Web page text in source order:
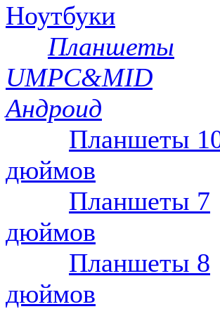
Ноутбуки
Планшеты
UMPC&MID
Андроид
Планшеты
дюймов
Планшеты 7
дюймов
Планшеты 8
дюймов